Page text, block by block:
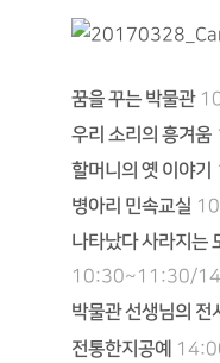
꿈을 꾸는 박물관
우리 소리의 흥겨움
할머니의 옛 이야기
병아리 민속교실
나타났다 사라지는
10:30~11:30/
박물관 선생님의 전
전통한지공예